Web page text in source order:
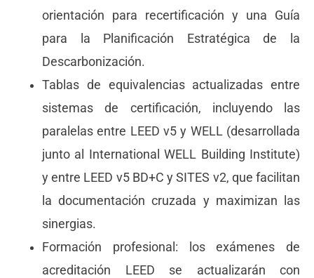
orientación para recertificación y una Guía
para la Planificación Estratégica de la
Descarbonización.
Tablas de equivalencias actualizadas entre
sistemas de certificación, incluyendo las
paralelas entre LEED v5 y WELL (desarrollada
junto al International WELL Building Institute)
y entre LEED v5 BD+C y SITES v2, que facilitan
la documentación cruzada y maximizan las
sinergias.
Formación profesional: los exámenes de
acreditación LEED se actualizarán con